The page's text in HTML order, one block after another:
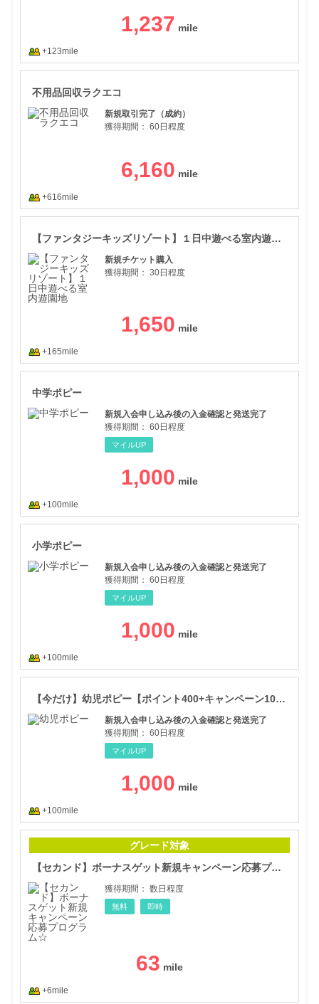
1,237
+123mile
不用品回収ラクエコ
新規取引完了（成約）
獲得期間： 60日程度
6,160
+616mile
【ファンタジーキッズリゾート】１日中遊べる室内遊園地
新規チケット購入
獲得期間： 30日程度
1,650
+165mile
中学ポピー
新規入会申し込み後の入金確認と発送完了
獲得期間： 60日程度
マイルUP
1,000
+100mile
小学ポピー
新規入会申し込み後の入金確認と発送完了
獲得期間： 60日程度
マイルUP
1,000
+100mile
【今だけ】幼児ポピー【ポイント400+キャンペーン1000円で計1400円還元】
新規入会申し込み後の入金確認と発送完了
獲得期間： 60日程度
マイルUP
1,000
+100mile
グレード対象
【セカンド】ボーナスゲット新規キャンペーン応募プログラム☆
獲得期間： 数日程度
無料 即時
63
+6mile